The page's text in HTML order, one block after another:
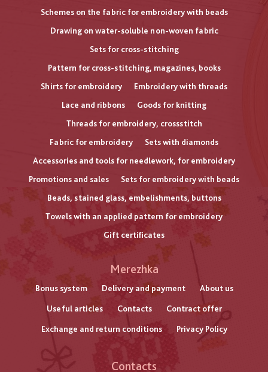
Schemes on the fabric for embroidery with beads
Drawing on water-soluble non-woven fabric
Sets for cross-stitching
Pattern for cross-stitching, magazines, books
Shirts for embroidery
Embroidery with threads
Lace and ribbons
Goods for knitting
Threads for embroidery, crossstitch
Fabric for embroidery
Sets with diamonds
Accessories and tools for needlework, for embroidery
Promotions and sales
Sets for embroidery with beads
Beads, stained glass, embelishments, buttons
Towels with an applied pattern for embroidery
Gift certificates
нижнього
колонтитулу
Merezhka
Bonus system Delivery and payment About us
Useful articles Contacts Contract offer
Exchange and return conditions Privacy Policy
Contacts